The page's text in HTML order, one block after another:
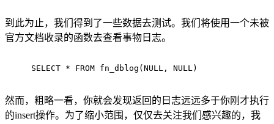
到此为止，我们得到了一些数据去测试。我们将使用一个未被
官方文档收录的函数去查看事物日志。
SELECT * FROM fn_dblog(NULL, NULL)
然而，粗略一看，你就会发现返回的日志远远多于你刚才执行
的insert操作。为了缩小范围，仅仅去关注我们感兴趣的，我